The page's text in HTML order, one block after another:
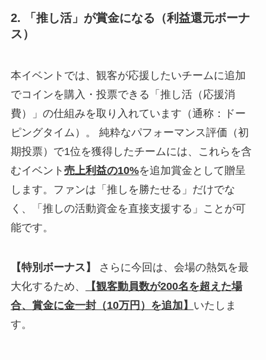
2. 「推し活」が賞金になる（利益還元ボーナ
ス）
本イベントでは、観客が応援したいチームに追加
でコインを購入・投票できる「推し活（応援消
費）」の仕組みを取り入れています（通称：ドー
ピングタイム）。 純粋なパフォーマンス評価（初
期投票）で1位を獲得したチームには、これらを含
むイベント 売上利益の10%を追加賞金として贈呈
します。ファンは「推しを勝たせる」だけでな
く、「推しの活動資金を直接支援する」ことが可
能です。
【特別ボーナス】
さらに今回は、会場の熱気を最
大化するため、
【観客動員数が200名を超えた場
合、賞金に金一封（10万円）を追加】 いたしま
す。